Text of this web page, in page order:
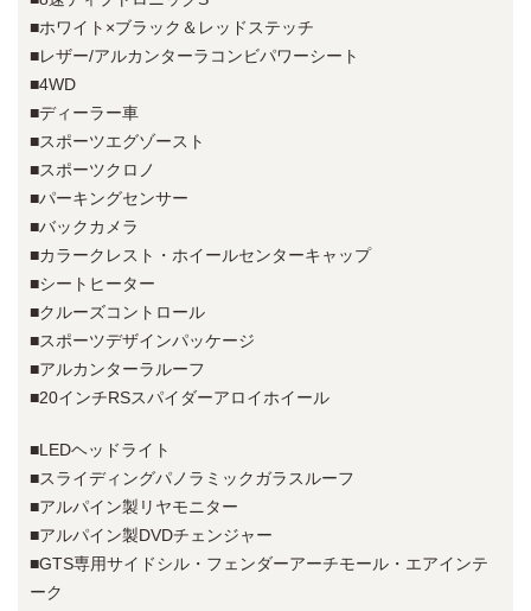
■ホワイト×ブラック＆レッドステッチ
■レザー/アルカンターラコンビパワーシート
■4WD
■ディーラー車
■スポーツエグゾースト
■スポーツクロノ
■パーキングセンサー
■バックカメラ
■カラークレスト・ホイールセンターキャップ
■シートヒーター
■クルーズコントロール
■スポーツデザインパッケージ
■アルカンターラルーフ
■20インチRSスパイダーアロイホイール
■LEDヘッドライト
■スライディングパノラミックガラスルーフ
■アルパイン製リヤモニター
■アルパイン製DVDチェンジャー
■GTS専用サイドシル・フェンダーアーチモール・エアインテ
ーク